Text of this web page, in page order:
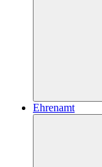
Ehrenamt